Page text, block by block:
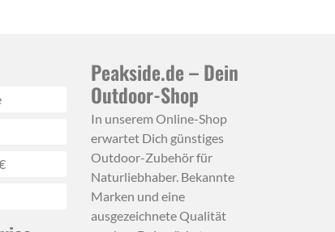
Peakside.de – Dein
Outdoor-Shop
In unserem Online-Shop
erwartet Dich günstiges
Outdoor-Zubehör für
Naturliebhaber. Bekannte
Marken und eine
ausgezeichnete Qualität